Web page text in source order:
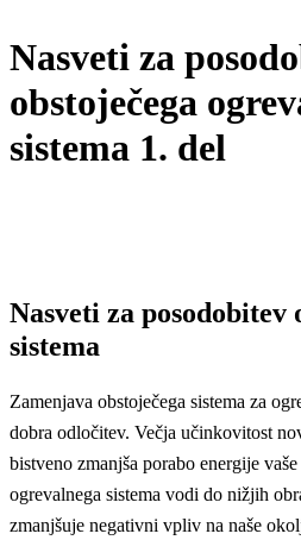
Nasveti za
obstoječega
sistema 1. del
Nasveti za posodobitev
sistema
Zamenjava obstoječega sistema za
dobra odločitev. Večja učinkovitost
bistveno zmanjša porabo energije
ogrevalnega sistema vodi do nižjih
zmanjšuje negativni vpliv na naše